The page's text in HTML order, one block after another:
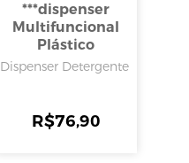
***dispenser
Multifuncional
Plástico
25x95x21cm,
Dispenser Detergente
R$76,90